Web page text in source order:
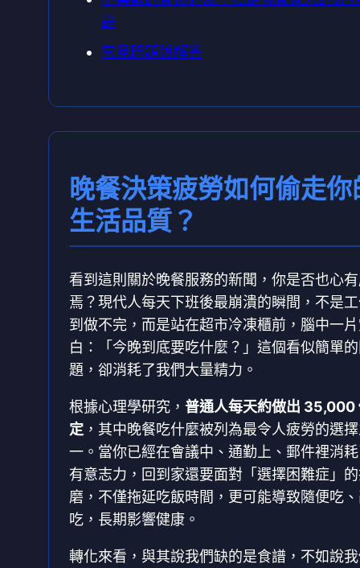
訣
常見問題與解答
晚餐決策疲勞如何偷走你
生活品質？
看到這則關於晚餐服務的新聞，你是否也心
焉？現代人每天下班後最崩潰的瞬間，不是
到做不完，而是站在超市冷凍櫃前，腦中一
白：「今晚到底要吃什麼？」這個看似簡單
題，卻消耗了我們大量精力。
根據心理學研究， 普通人每天約做出 35,000
定 ，其中晚餐吃什麼被列為最令人疲勞的選
一。當你已經在會議中、通勤上、郵件裡消
有意志力，回到家還要面對「選擇困難症」
磨，不僅拖延吃飯時間，更可能導致隨便吃
吃，長期影響健康。
轉化來看，與其說我們缺的是食譜，不如說